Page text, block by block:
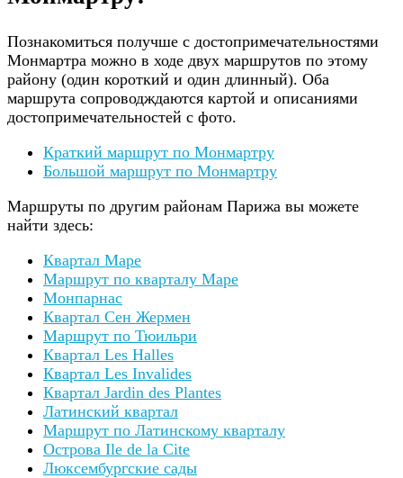
Познакомиться получше с достопримечательностями
Монмартра можно в ходе двух маршрутов по этому
району (один короткий и один длинный). Оба
маршрута сопроводждаются картой и описаниями
достопримечательностей с фото.
Краткий маршрут по Монмартру
Большой маршрут по Монмартру
Маршруты по другим районам Парижа вы можете
найти здесь:
Квартал Маре
Маршрут по кварталу Маре
Монпарнас
Квартал Сен Жермен
Маршрут по Тюильри
Квартал Les Halles
Квартал Les Invalides
Квартал Jardin des Plantes
Латинский квартал
Маршрут по Латинскому кварталу
Острова Ile de la Cite
Люксембургские сады